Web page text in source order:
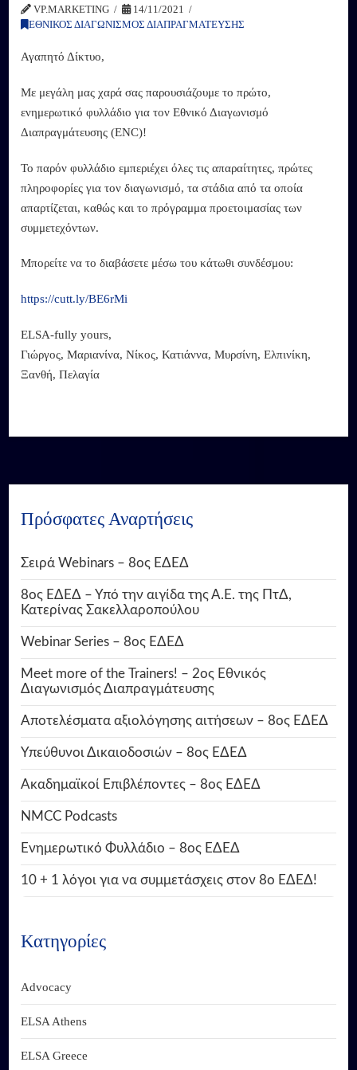
VP.MARKETING
14/11/2021
ΕΘΝΙΚΟΣ ΔΙΑΓΩΝΙΣΜΟΣ ΔΙΑΠΡΑΓΜΑΤΕΥΣΗΣ
Αγαπητό Δίκτυο,
Με μεγάλη μας χαρά σας παρουσιάζουμε το πρώτο,
ενημερωτικό φυλλάδιο για τον Εθνικό Διαγωνισμό
Διαπραγμάτευσης (ENC)!
Το παρόν φυλλάδιο εμπεριέχει όλες τις απαραίτητες, πρώτες
πληροφορίες για τον διαγωνισμό, τα στάδια από τα οποία
απαρτίζεται, καθώς και το πρόγραμμα προετοιμασίας των
συμμετεχόντων.
Μπορείτε να το διαβάσετε μέσω του κάτωθι συνδέσμου:
https://cutt.ly/BE6rMi
ELSA-fully yours,
Γιώργος, Μαριανίνα, Νίκος, Κατιάννα, Μυρσίνη, Ελπινίκη,
Ξανθή, Πελαγία
Πρόσφατες Αναρτήσεις
Σειρά Webinars – 8ος ΕΔΕΔ
8ος ΕΔΕΔ – Υπό την αιγίδα της Α.Ε. της ΠτΔ,
Κατερίνας Σακελλαροπούλου
Webinar Series – 8ος ΕΔΕΔ
Meet more of the Trainers! – 2ος Εθνικός
Διαγωνισμός Διαπραγμάτευσης
Αποτελέσματα αξιολόγησης αιτήσεων – 8ος ΕΔΕΔ
Υπεύθυνοι Δικαιοδοσιών – 8ος ΕΔΕΔ
Ακαδημαϊκοί Επιβλέποντες – 8ος ΕΔΕΔ
NMCC Podcasts
Ενημερωτικό Φυλλάδιο – 8ος ΕΔΕΔ
10 + 1 λόγοι για να συμμετάσχεις στον 8ο ΕΔΕΔ!
Κατηγορίες
Advocacy
ELSA Athens
ELSA Greece